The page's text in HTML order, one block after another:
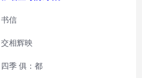
信
相辉映
季 俱：都